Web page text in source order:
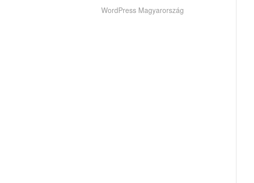
WordPress Magyarország